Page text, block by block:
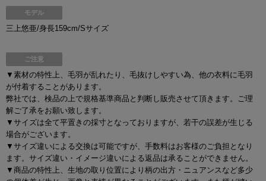
モデル
三上悠亜/身長159cm/Sサイズ
ご注意
▼素材の特性上、毛羽が乱れたり、毛抜けしやすい為、他の衣料に毛羽
が付着することがあります。
弊社では、検品の上で規格基準商品と判断し販売させて頂きます。ご理
解ご了承をお願い致します。
▼サイズは全て平置きの採寸となっておりますが、若干の誤差が生じる
場合がございます。
▼サイズ違いによる交換は可能ですが、手数料はお客様のご負担となり
ます。サイズ違い・イメージ違いによる返品は承ることができません。
▼商品の特性上、生地の取り位置により柄の出方・ニュアンスなど多少